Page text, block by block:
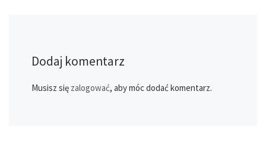
Dodaj komentarz
Musisz się zalogować, aby móc dodać komentarz.